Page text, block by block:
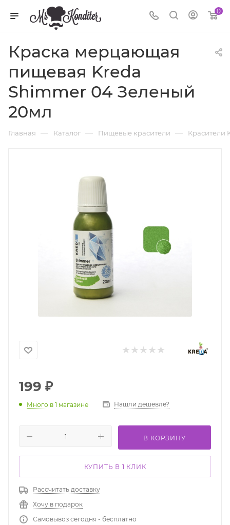
0
Краска мерцающая
пищевая Kreda
Shimmer 04 Зеленый
20мл
Главная — Каталог — Пищевые красители — Красители
199 ₽
Много в 1 магазине Нашли дешевле?
В КОРЗИНУ
КУПИТЬ В 1 КЛИК
Рассчитать доставку
Хочу в подарок
Самовывоз сегодня - бесплатно